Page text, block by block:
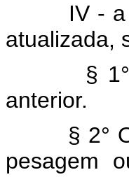
IV -
atualizada,
§
anterior.
§ 2°
pesagem